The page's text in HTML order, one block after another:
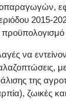
2015-
να
της
ζωικές